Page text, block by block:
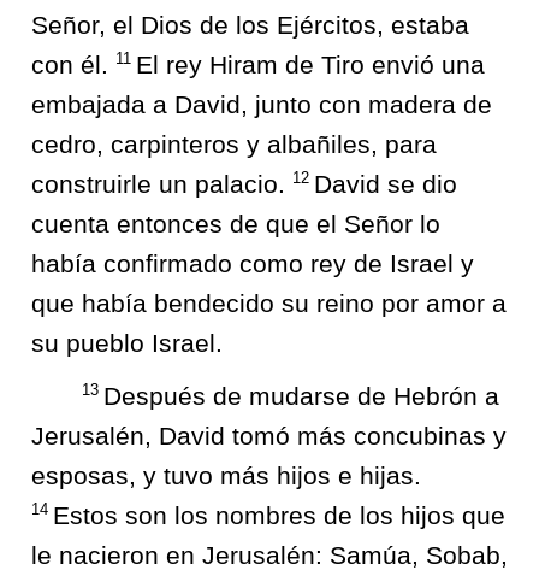
Señor, el Dios de los Ejércitos, estaba
con él.
11 El rey Hiram de Tiro envió una
embajada a David, junto con madera de
cedro, carpinteros y albañiles, para
construirle un palacio.
12 David se dio
cuenta entonces de que el Señor lo
había confirmado como rey de Israel y
que había bendecido su reino por amor a
su pueblo Israel.
13 Después de mudarse de Hebrón a
Jerusalén, David tomó más concubinas y
esposas, y tuvo más hijos e hijas.
14 Estos son los nombres de los hijos que
le nacieron en Jerusalén: Samúa, Sobab,